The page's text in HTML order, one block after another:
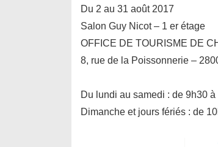
Du 2 au 31 août 2017
Salon Guy Nicot – 1 er étage
OFFICE DE TOURISME DE
8, rue de la Poissonnerie –
Du lundi au samedi : de 9h30
Dimanche et jours fériés : de